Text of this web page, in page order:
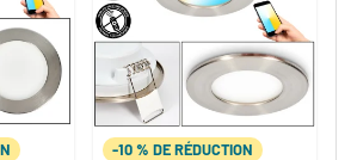
-10 % DE RÉDUCTION